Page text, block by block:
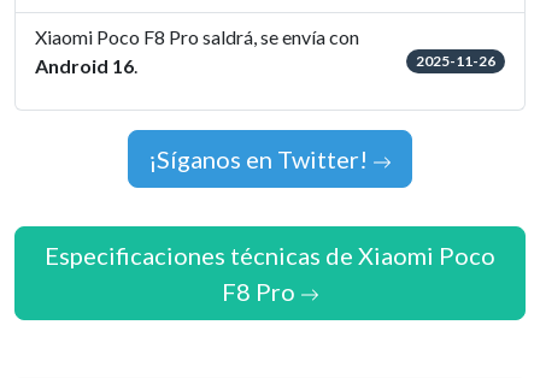
Xiaomi Poco F8 Pro saldrá, se envía con
Android 16. 2025-11-26
¡Síganos en Twitter!
Especificaciones técnicas de Xiaomi Poco
F8 Pro